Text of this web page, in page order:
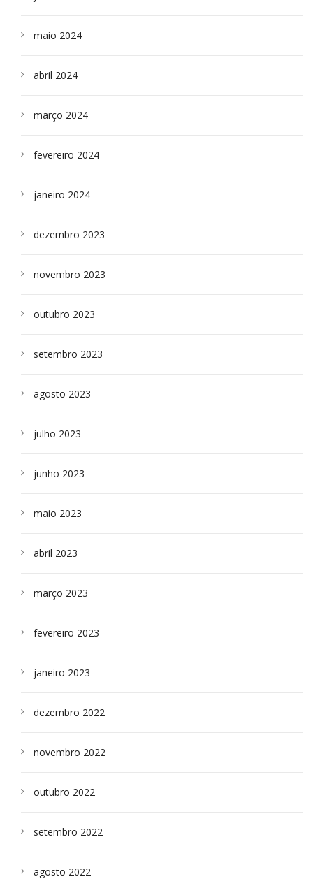
maio 2024
abril 2024
março 2024
fevereiro 2024
janeiro 2024
dezembro 2023
novembro 2023
outubro 2023
setembro 2023
agosto 2023
julho 2023
junho 2023
maio 2023
abril 2023
março 2023
fevereiro 2023
janeiro 2023
dezembro 2022
novembro 2022
outubro 2022
setembro 2022
agosto 2022